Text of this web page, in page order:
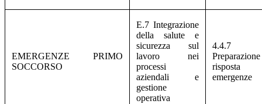
EMERGENZE PRIMO
SOCCORSO
E.7 Integrazione
della salute e
sicurezza sul
lavoro nei
processi
aziendali e
gestione
operativa
4.4.7
risposta
emergenze